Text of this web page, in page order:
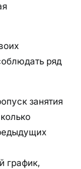
ряд
занятия
график,